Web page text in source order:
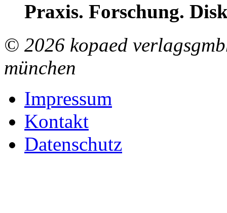
Praxis. Forschung.
© 2026 kopaed
münchen
Impressum
Kontakt
Datenschutz